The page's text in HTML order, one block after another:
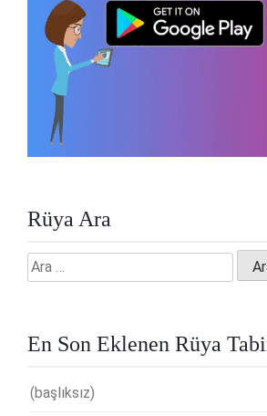
Rüya Ara
Arama:
En Son Eklenen Rüya
(başlıksız)